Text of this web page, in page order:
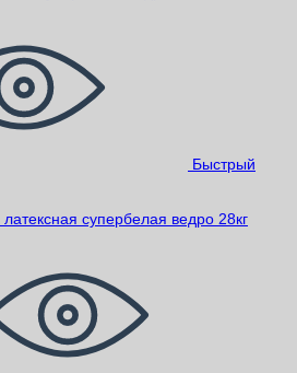
Быстрый